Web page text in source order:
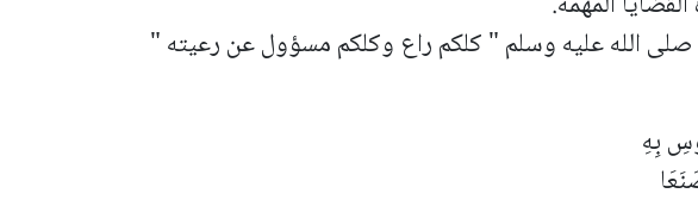
صلى الله عليه وسلم " كلكم راع وكلكم مسؤول عن رعيته "
بِهِ